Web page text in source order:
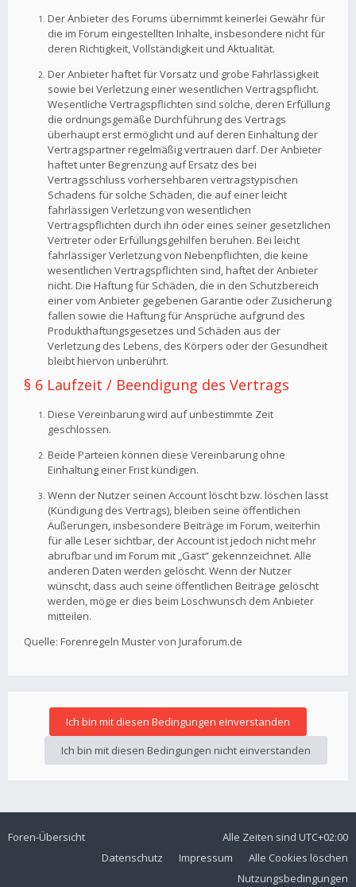
Der Anbieter des Forums übernimmt keinerlei Gewähr für
die im Forum eingestellten Inhalte, insbesondere nicht für
deren Richtigkeit, Vollständigkeit und Aktualität.
Der Anbieter haftet für Vorsatz und grobe Fahrlässigkeit
sowie bei Verletzung einer wesentlichen Vertragspflicht.
Wesentliche Vertragspflichten sind solche, deren Erfüllung
die ordnungsgemäße Durchführung des Vertrags
überhaupt erst ermöglicht und auf deren Einhaltung der
Vertragspartner regelmäßig vertrauen darf. Der Anbieter
haftet unter Begrenzung auf Ersatz des bei
Vertragsschluss vorhersehbaren vertragstypischen
Schadens für solche Schäden, die auf einer leicht
fahrlässigen Verletzung von wesentlichen
Vertragspflichten durch ihn oder eines seiner gesetzlichen
Vertreter oder Erfüllungsgehilfen beruhen. Bei leicht
fahrlässiger Verletzung von Nebenpflichten, die keine
wesentlichen Vertragspflichten sind, haftet der Anbieter
nicht. Die Haftung für Schäden, die in den Schutzbereich
einer vom Anbieter gegebenen Garantie oder Zusicherung
fallen sowie die Haftung für Ansprüche aufgrund des
Produkthaftungsgesetzes und Schäden aus der
Verletzung des Lebens, des Körpers oder der Gesundheit
bleibt hiervon unberührt.
§ 6 Laufzeit / Beendigung des Vertrags
Diese Vereinbarung wird auf unbestimmte Zeit
geschlossen.
Beide Parteien können diese Vereinbarung ohne
Einhaltung einer Frist kündigen.
Wenn der Nutzer seinen Account löscht bzw. löschen lässt
(Kündigung des Vertrags), bleiben seine öffentlichen
Äußerungen, insbesondere Beiträge im Forum, weiterhin
für alle Leser sichtbar, der Account ist jedoch nicht mehr
abrufbar und im Forum mit „Gast“ gekennzeichnet. Alle
anderen Daten werden gelöscht. Wenn der Nutzer
wünscht, dass auch seine öffentlichen Beiträge gelöscht
werden, möge er dies beim Löschwunsch dem Anbieter
mitteilen.
Quelle: Forenregeln Muster von Juraforum.de
Foren-Übersicht Alle Zeiten sind UTC+02:00
Alle Cookies löschen
Impressum
Datenschutz
Nutzungsbedingungen